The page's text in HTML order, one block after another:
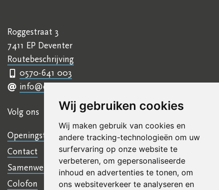
Wij gebruiken cookies
Wij maken gebruik van cookies en
andere tracking-technologieën om uw
surfervaring op onze website te
verbeteren, om gepersonaliseerde
inhoud en advertenties te tonen, om
ons websiteverkeer te analyseren en
Roggestraat 3
7411 EP Deventer
Routebeschrijving
0570-641 003
info@ettyhillesumcentrum.nl
Volg ons
Openingstijden
Contact
Samenwerkingen
Colofon